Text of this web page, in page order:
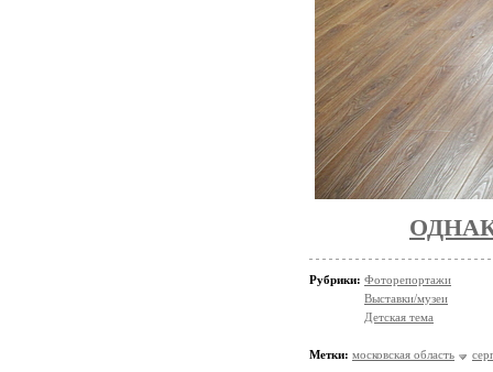
Рубрики: Фоторепортажи
Выставки/музеи
Детская тема
Метки: московская область